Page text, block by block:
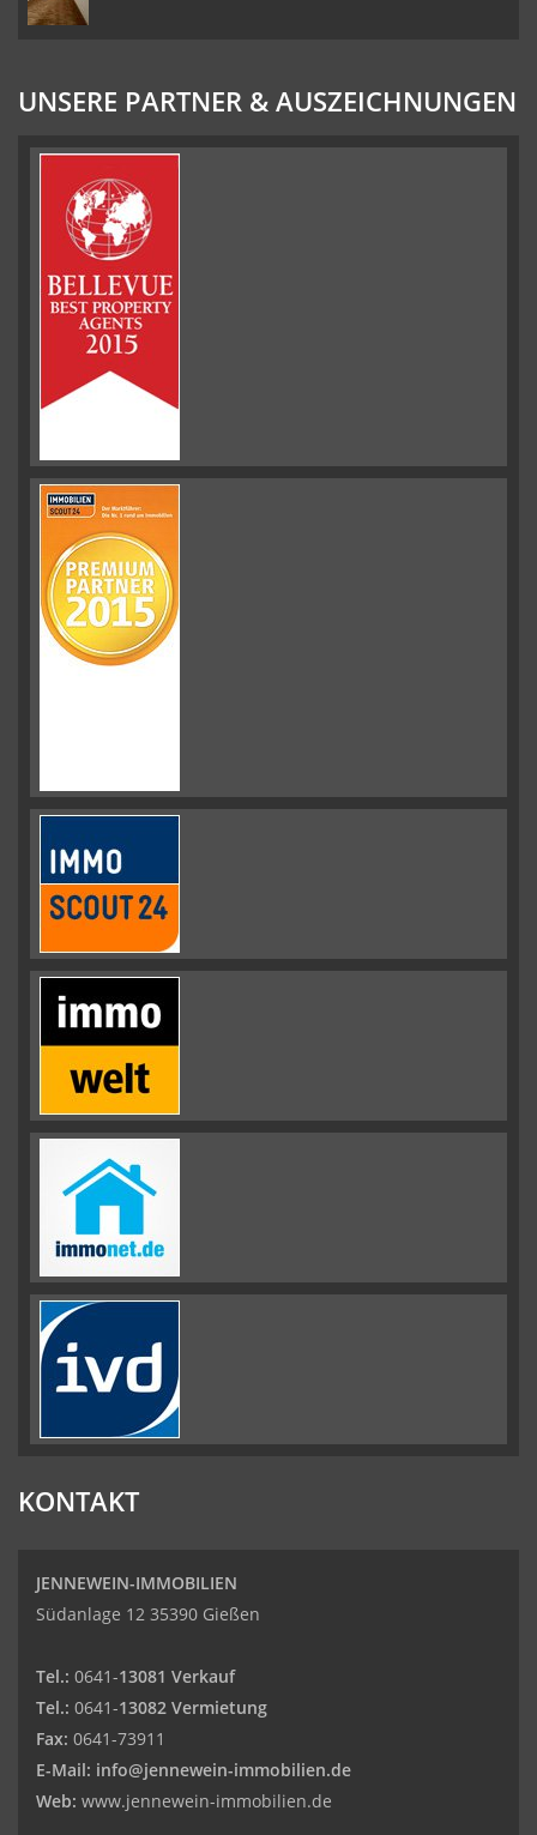
UNSERE PARTNER & AUSZEICHNUNGEN
KONTAKT
JENNEWEIN-IMMOBILIEN
Südanlage 12 35390 Gießen
Tel.: 0641-13081 Verkauf
Tel.: 0641-13082 Vermietung
Fax: 0641-73911
E-Mail: info@jennewein-immobilien.de
Web: www.jennewein-immobilien.de